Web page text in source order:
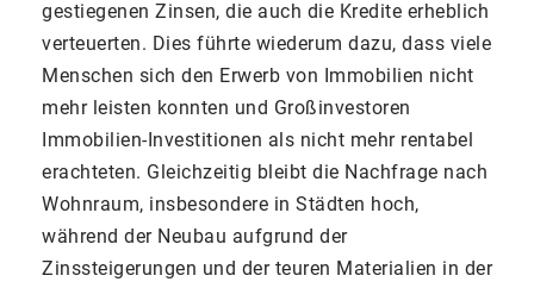
gestiegenen Zinsen, die auch die Kredite erheblich
verteuerten. Dies führte wiederum dazu, dass viele
Menschen sich den Erwerb von Immobilien nicht
mehr leisten konnten und Großinvestoren
Immobilien-Investitionen als nicht mehr rentabel
erachteten. Gleichzeitig bleibt die Nachfrage nach
Wohnraum, insbesondere in Städten hoch,
während der Neubau aufgrund der
Zinssteigerungen und der teuren Materialien in der